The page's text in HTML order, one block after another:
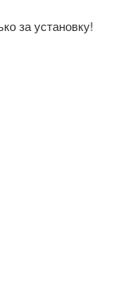
за установку!